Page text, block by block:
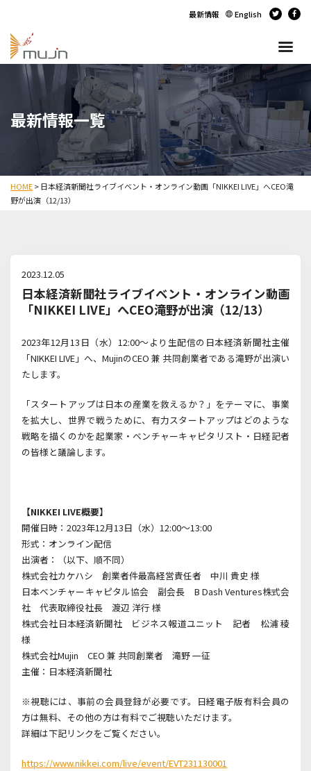
最新情報 English
最新情報一覧
HOME>日本経済新聞社ライブイベント・オンライン動画「NIKKEI LIVE」へCEO滝
野が出演（12/13）
2023.12.05
日本経済新聞社ライブイベント・オンライン動画
「NIKKEI LIVE」へCEO滝野が出演（12/13）
2023年12月13日（水）12:00～より生配信の日本経済新聞社主催
「NIKKEI LIVE」へ、MujinのCEO 兼 共同創業者である滝野が出演い
たします。
「スタートアップは日本の産業を救えるか？」をテーマに、 事業
を拡大し、世界で戦うために、有力スタートアップはどのような
戦略を描くのかを起業家・ベンチャーキャピタリスト・日経記者
の皆様と議論します。
【NIKKEI LIVE概要】
開催日時：2023年12月13日（水）12:00～13:00
形式：オンライン配信
出演者：（以下、順不同）
株式会社カケハシ 創業者件最高経営責任者 中川 貴史 様
日本ベンチャーキャピタル協会 副会長 B Dash Ventures株式会
社 代表取締役社長 渡辺 洋行 様
株式会社日本経済新聞社 ビジネス報道ユニット 記者 松浦 稜
様
株式会社Mujin CEO 兼 共同創業者 滝野 一征
主催：日本経済新聞社
※視聴には、事前の会員登録が必要です。日経電子版有料会員の
方は無料、その他の方は有料でご視聴いただけます。
詳細は下記リンクをご覧ください。
https://www.nikkei.com/live/event/EVT231130001